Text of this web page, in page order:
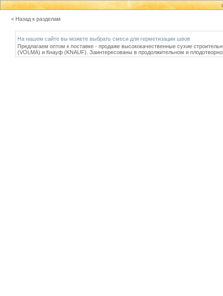
< Назад к разделам
На нашем сайте вы можете выбрать смеси для герметизации швов
Предлагаем оптом к поставке - продаже высококачественные сухие
(VOLMA) и Кнауф (KNAUF). Заинтересованы в продолжительном и